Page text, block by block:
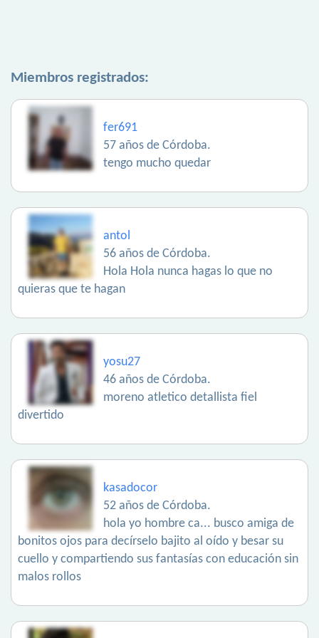
Miembros registrados:
fer691
57 años de Córdoba.
tengo mucho quedar
antol
56 años de Córdoba.
Hola Hola nunca hagas lo que no
quieras que te hagan
yosu27
46 años de Córdoba.
moreno atletico detallista fiel
divertido
kasadocor
52 años de Córdoba.
hola yo hombre ca... busco amiga de
bonitos ojos para decírselo bajito al oído y besar su
cuello y compartiendo sus fantasías con educación sin
malos rollos